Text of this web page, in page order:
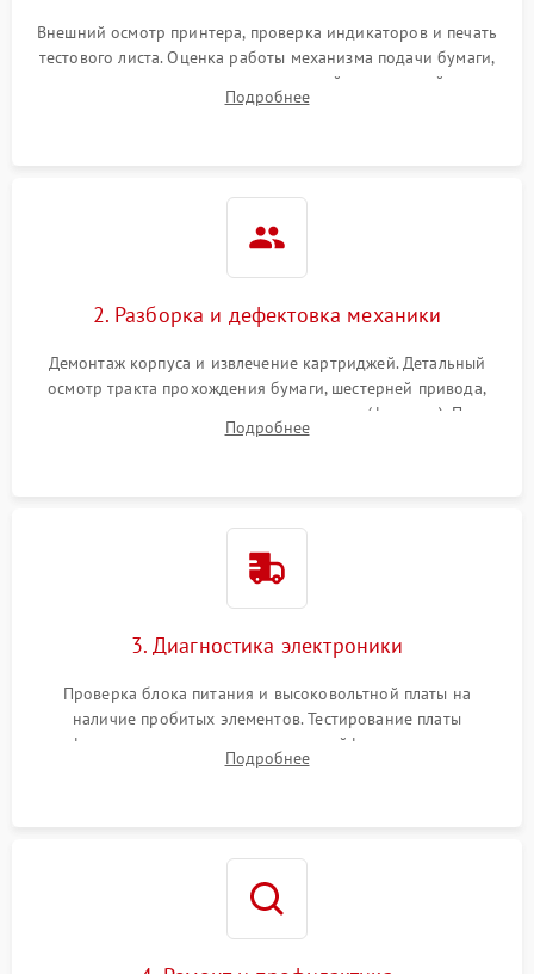
Внешний осмотр принтера, проверка индикаторов и печать
тестового листа. Оценка работы механизма подачи бумаги,
выявление посторонних шумов, замятий и первичный анализ
дефектов печати (полосы, фон, пробелы).
Подробнее
2. Разборка и дефектовка механики
Демонтаж корпуса и извлечение картриджей. Детальный
осмотр тракта прохождения бумаги, шестерней привода,
роликов захвата и узла термозакрепления (фьюзера). Поиск
физического износа и повреждений деталей.
Подробнее
3. Диагностика электроники
Проверка блока питания и высоковольтной платы на
наличие пробитых элементов. Тестирование платы
форматирования, целостности шлейфов, контактов
картриджа и оптопар (датчиков прохождения и наличия
Подробнее